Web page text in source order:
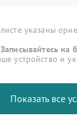
указаны
Записывайтесь на
устройство и
Показать все